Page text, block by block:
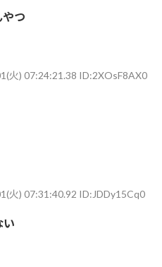
つ
火) 07:24:21.38 ID:2XOsF8AX0
火) 07:31:40.92 ID:JDDy15Cq0
い